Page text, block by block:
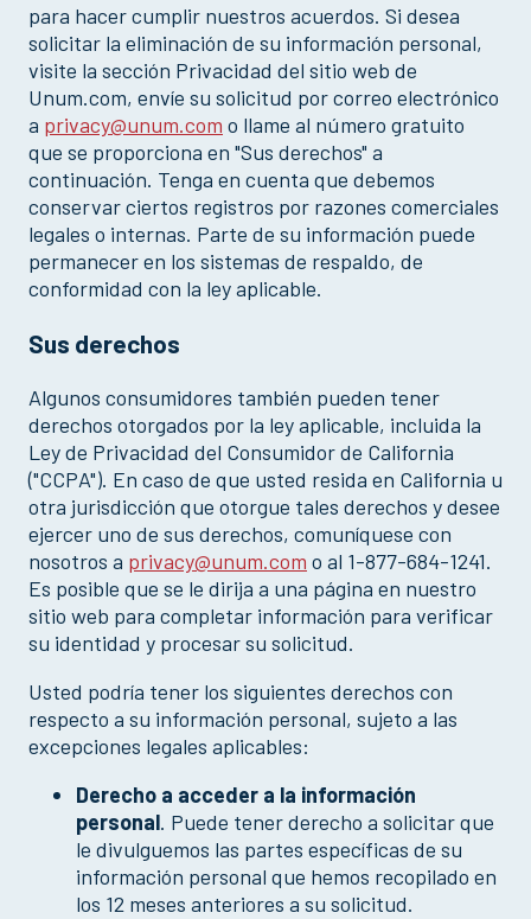
para hacer cumplir nuestros acuerdos. Si desea
solicitar la eliminación de su información personal,
visite la sección Privacidad del sitio web de
Unum.com, envíe su solicitud por correo electrónico
a privacy@unum.com o llame al número gratuito
que se proporciona en "Sus derechos" a
continuación. Tenga en cuenta que debemos
conservar ciertos registros por razones comerciales
legales o internas. Parte de su información puede
permanecer en los sistemas de respaldo, de
conformidad con la ley aplicable.
Sus derechos
Algunos consumidores también pueden tener
derechos otorgados por la ley aplicable, incluida la
Ley de Privacidad del Consumidor de California
("CCPA"). En caso de que usted resida en California u
otra jurisdicción que otorgue tales derechos y desee
ejercer uno de sus derechos, comuníquese con
nosotros a privacy@unum.com o al 1-877-684-1241.
Es posible que se le dirija a una página en nuestro
sitio web para completar información para verificar
su identidad y procesar su solicitud.
Usted podría tener los siguientes derechos con
respecto a su información personal, sujeto a las
excepciones legales aplicables:
Derecho a acceder a la información
personal. Puede tener derecho a solicitar que
le divulguemos las partes específicas de su
información personal que hemos recopilado en
los 12 meses anteriores a su solicitud.